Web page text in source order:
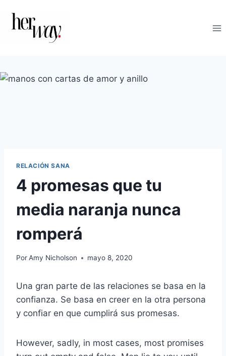
contenido
RELACIÓN SANA
4 promesas que tu
media naranja nunca
romperá
PorAmy Nicholson mayo 8, 2020
Una gran parte de las relaciones se basa en la
confianza. Se basa en creer en la otra persona
y confiar en que cumplirá sus promesas.
However, sadly, in most cases, most promises